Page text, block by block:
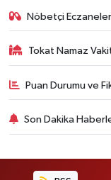
Nöbetçi Eczaneler
Tokat Namaz
Puan Durumu ve
Son Dakika